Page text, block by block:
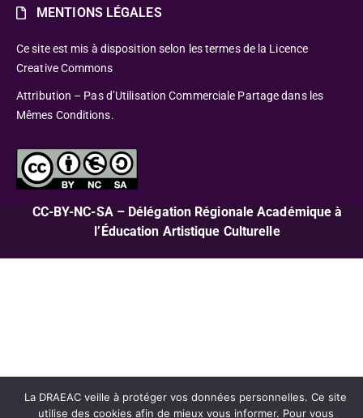
MENTIONS LÉGALES
Ce site est mis à disposition selon les termes de la Licence
Creative Commons
Attribution – Pas d’Utilisation Commerciale Partage dans les
Mêmes Conditions.
CC-BY-NC-SA – Délégation Régionale Académique à
l’Éducation Artistique Culturelle
La DRAEAC veille à protéger vos données personnelles. Ce site
utilise des cookies afin de mieux vous informer. Pour vous